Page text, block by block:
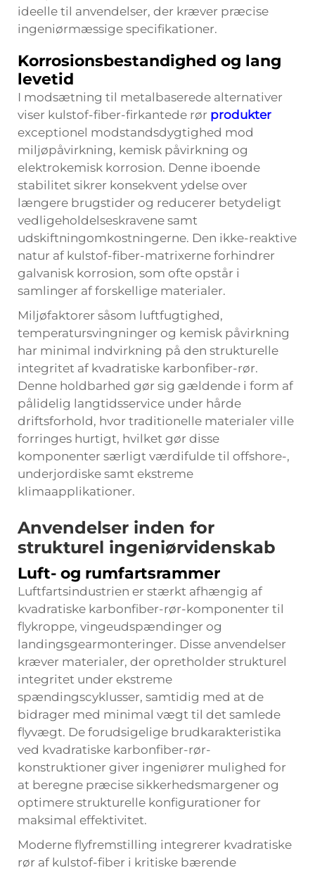
ideelle til anvendelser, der kræver præcise
ingeniørmæssige specifikationer.
Korrosionsbestandighed og lang
levetid
I modsætning til metalbaserede alternativer
viser kulstof-fiber-firkantede rør produkter
exceptionel modstandsdygtighed mod
miljøpåvirkning, kemisk påvirkning og
elektrokemisk korrosion. Denne iboende
stabilitet sikrer konsekvent ydelse over
længere brugstider og reducerer betydeligt
vedligeholdelseskravene samt
udskiftningomkostningerne. Den ikke-reaktive
natur af kulstof-fiber-matrixerne forhindrer
galvanisk korrosion, som ofte opstår i
samlinger af forskellige materialer.
Miljøfaktorer såsom luftfugtighed,
temperatursvingninger og kemisk påvirkning
har minimal indvirkning på den strukturelle
integritet af kvadratiske karbonfiber-rør.
Denne holdbarhed gør sig gældende i form af
pålidelig langtidsservice under hårde
driftsforhold, hvor traditionelle materialer ville
forringes hurtigt, hvilket gør disse
komponenter særligt værdifulde til offshore-,
underjordiske samt ekstreme
klimaapplikationer.
Anvendelser inden for
strukturel ingeniørvidenskab
Luft- og rumfartsrammer
Luftfartsindustrien er stærkt afhængig af
kvadratiske karbonfiber-rør-komponenter til
flykroppe, vingeudspændinger og
landingsgearmonteringer. Disse anvendelser
kræver materialer, der opretholder strukturel
integritet under ekstreme
spændingscyklusser, samtidig med at de
bidrager med minimal vægt til det samlede
flyvægt. De forudsigelige brudkarakteristika
ved kvadratiske karbonfiber-rør-
konstruktioner giver ingeniører mulighed for
at beregne præcise sikkerhedsmargener og
optimere strukturelle konfigurationer for
maksimal effektivitet.
Moderne flyfremstilling integrerer kvadratiske
rør af kulstof-fiber i kritiske bærende